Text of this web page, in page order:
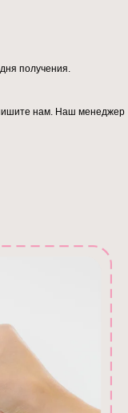
получения.
нам. Наш менеджер